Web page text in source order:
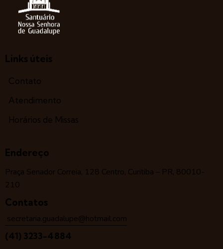
Links úteis
Contato
Atendimento
Horários de Missas
Endereço
Praça Senador Correia, 128 Centro, Curitiba – PR, 80010-
210
Contatos
secretaria.guadalupe@hotmail.com
(41) 3233-4884